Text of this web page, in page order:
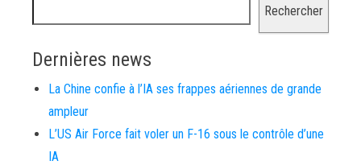
Rechercher
Dernières news
La Chine confie à l’IA ses frappes aériennes de grande
ampleur
L’US Air Force fait voler un F-16 sous le contrôle d’une
IA